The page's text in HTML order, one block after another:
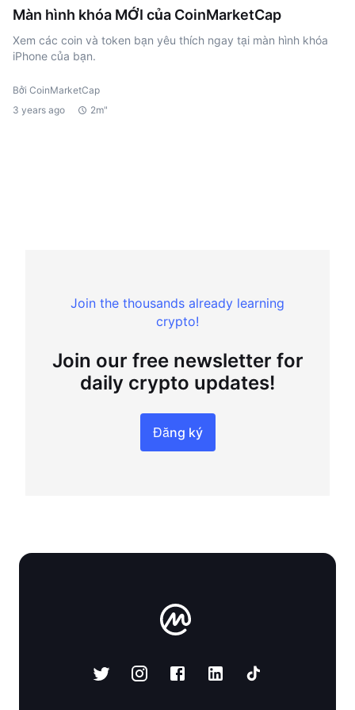
Màn hình khóa MỚI của CoinMarketCap
Xem các coin và token bạn yêu thích ngay tại màn hình khóa
iPhone của bạn.
Bởi CoinMarketCap
3 years ago
2m"
Join the thousands already learning
crypto!
Join our free newsletter for
daily crypto updates!
Đăng ký